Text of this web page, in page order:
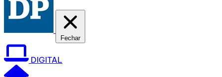
Fechar
DIGITAL